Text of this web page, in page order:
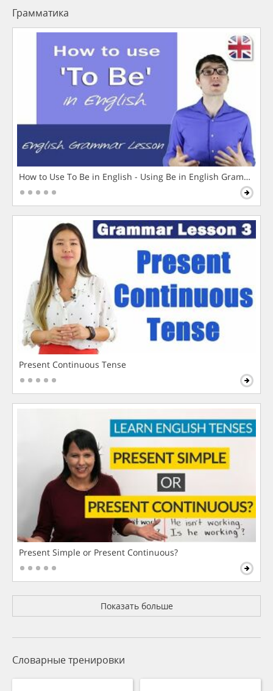
Грамматика
How to Use To Be in English - Using Be in English Grammar
Present Continuous Tense
Present Simple or Present Continuous?
Показать больше
Словарные тренировки